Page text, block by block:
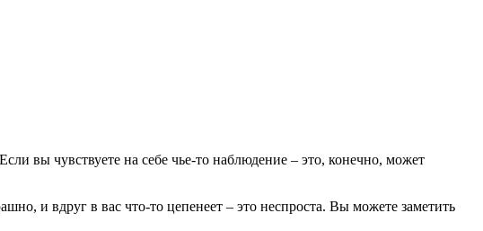
вы чувствуете на себе чье-то наблюдение – это, конечно, может
и вдруг в вас что-то цепенеет – это неспроста. Вы можете заметить